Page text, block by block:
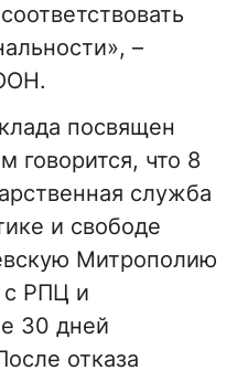
–
посвящен
что 8
служба
и свободе
Митрополию
РПЦ и
30 дней
отказа